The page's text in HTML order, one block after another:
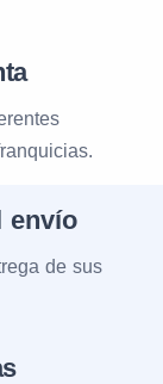
envío
de sus